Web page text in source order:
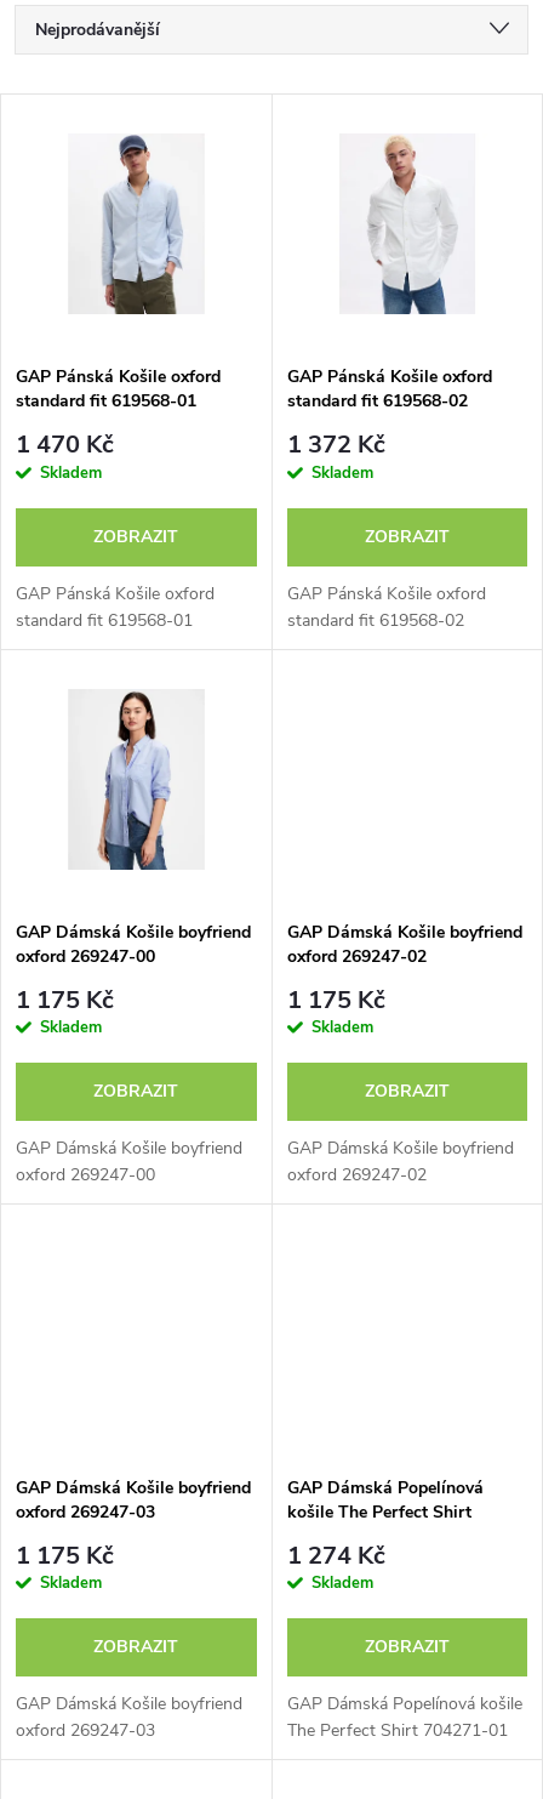
Ř
a
p
r
o
d
u
Nejprodávanější
s
p
r
d
u
GAP Pánská Košile oxford
standard fit 619568-01
1 470 Kč
Skladem
ZOBRAZIT
GAP Pánská Košile oxford
standard fit 619568-01
GAP Pánská Košile oxford
standard fit 619568-02
1 372 Kč
Skladem
ZOBRAZIT
GAP Pánská Košile oxford
standard fit 619568-02
GAP Dámská Košile boyfriend
oxford 269247-00
1 175 Kč
Skladem
ZOBRAZIT
GAP Dámská Košile boyfriend
oxford 269247-00
GAP Dámská Košile boyfriend
oxford 269247-02
1 175 Kč
Skladem
ZOBRAZIT
GAP Dámská Košile boyfriend
oxford 269247-02
GAP Dámská Košile boyfriend
oxford 269247-03
1 175 Kč
Skladem
ZOBRAZIT
GAP Dámská Košile boyfriend
oxford 269247-03
GAP Dámská Popelínová
košile The Perfect Shirt
1 274 Kč
Skladem
ZOBRAZIT
GAP Dámská Popelínová košile
The Perfect Shirt 704271-01